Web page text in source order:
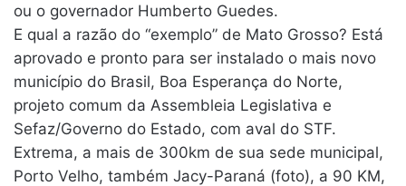
ou o governador Humberto Guedes.
E qual a razão do “exemplo” de Mato Grosso? Está
aprovado e pronto para ser instalado o mais novo
município do Brasil, Boa Esperança do Norte,
projeto comum da Assembleia Legislativa e
Sefaz/Governo do Estado, com aval do STF.
Extrema, a mais de 300km de sua sede municipal,
Porto Velho, também Jacy-Paraná (foto), a 90 KM,